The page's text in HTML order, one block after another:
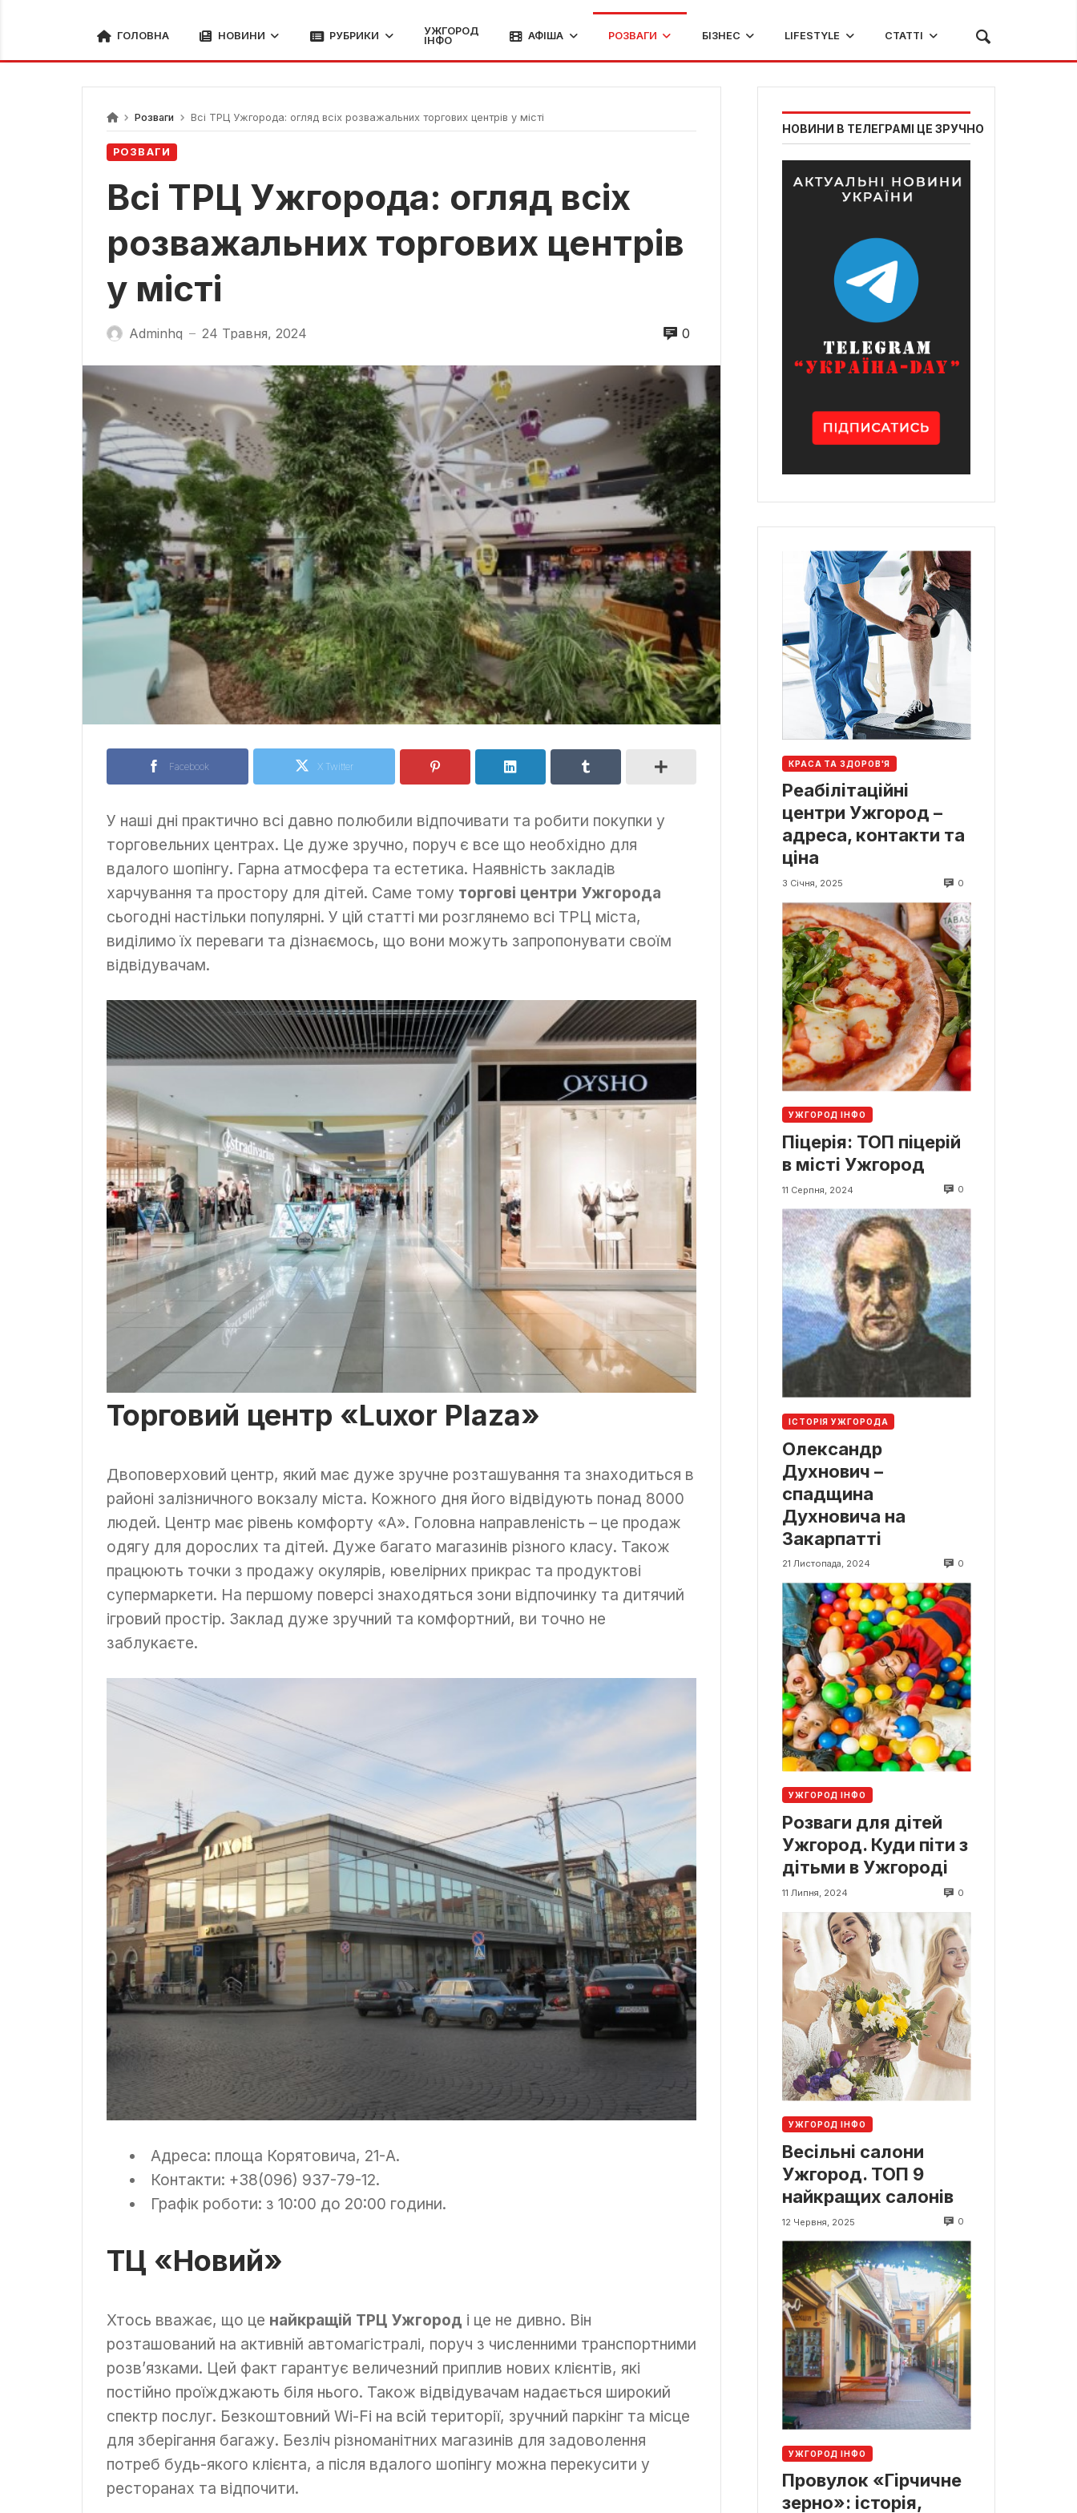
ГОЛОВНА НОВИНИ РУБРИКИ
УЖГОРОД
ІНФО
АФІША РОЗВАГИ БІЗНЕС LIFESTYLE СТАТТІ
Розваги Всі ТРЦ Ужгорода: огляд всіх розважальних торгових центрів у місті
РОЗВАГИ
Всі ТРЦ Ужгорода: огляд всіх
розважальних торгових центрів
у місті
Adminhq — 24 Травня, 2024 0
Facebook X Twitter
У наші дні практично всі давно полюбили відпочивати та робити покупки у
торговельних центрах. Це дуже зручно, поруч є все що необхідно для
вдалого шопінгу. Гарна атмосфера та естетика. Наявність закладів
харчування та простору для дітей. Саме тому торгові центри Ужгорода
сьогодні настільки популярні. У цій статті ми розглянемо всі ТРЦ міста,
виділимо їх переваги та дізнаємось, що вони можуть запропонувати своїм
відвідувачам.
Торговий центр «Luxor Plaza»
Двоповерховий центр, який має дуже зручне розташування та знаходиться в
районі залізничного вокзалу міста. Кожного дня його відвідують понад 8000
людей. Центр має рівень комфорту «А». Головна направленість – це продаж
одягу для дорослих та дітей. Дуже багато магазинів різного класу. Також
працюють точки з продажу окулярів, ювелірних прикрас та продуктові
супермаркети. На першому поверсі знаходяться зони відпочинку та дитячий
ігровий простір. Заклад дуже зручний та комфортний, ви точно не
заблукаєте.
Адреса: площа Корятовича, 21-А.
Контакти: +38(096) 937-79-12.
Графік роботи: з 10:00 до 20:00 години.
ТЦ «Новий»
Хтось вважає, що це найкращій ТРЦ Ужгород і це не дивно. Він
розташований на активній автомагістралі, поруч з численними транспортними
розв’язками. Цей факт гарантує величезний приплив нових клієнтів, які
постійно проїжджають біля нього. Також відвідувачам надається широкий
спектр послуг. Безкоштовний Wi-Fi на всій території, зручний паркінг та місце
для зберігання багажу. Безліч різноманітних магазинів для задоволення
потреб будь-якого клієнта, а після вдалого шопінгу можна перекусити у
ресторанах та відпочити.
НОВИНИ В ТЕЛЕГРАМІ ЦЕ ЗРУЧНО
КРАСА ТА ЗДОРОВ'Я
Реабілітаційні
центри Ужгород –
адреса, контакти та
ціна
3 Січня, 2025 0
УЖГОРОД ІНФО
Піцерія: ТОП піцерій
в місті Ужгород
11 Серпня, 2024 0
ІСТОРІЯ УЖГОРОДА
Олександр
Духнович –
спадщина
Духновича на
Закарпатті
21 Листопада, 2024 0
УЖГОРОД ІНФО
Розваги для дітей
Ужгород. Куди піти з
дітьми в Ужгороді
11 Липня, 2024 0
УЖГОРОД ІНФО
Весільні салони
Ужгород. ТОП 9
найкращих салонів
12 Червня, 2025 0
УЖГОРОД ІНФО
Провулок «Гірчичне
зерно»: історія,